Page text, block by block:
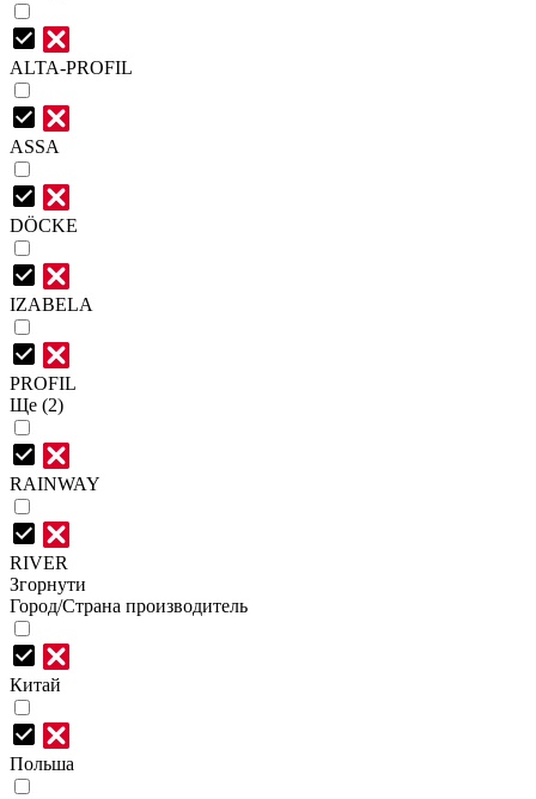
ALTA-PROFIL
ASSA
DÖCKE
IZABELA
PROFIL
Ще (2)
RAINWAY
RIVER
Згорнути
Город/Страна производитель
Китай
Польша